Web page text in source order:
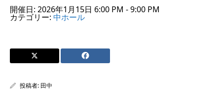
開催日: 2026年1月15日 6:00 PM - 9:00 PM
カテゴリー: 中ホール
投稿者: 田中